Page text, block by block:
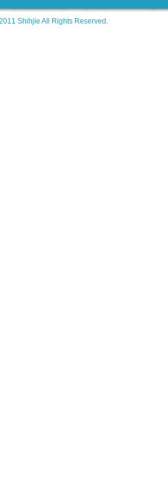
Shihjie All Rights Reserved.